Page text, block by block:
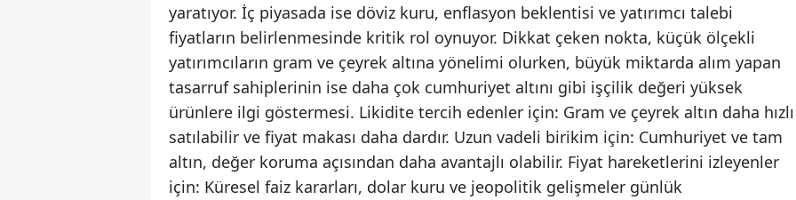
yaratıyor. İç piyasada ise döviz kuru, enflasyon beklentisi ve yatırımcı talebi
fiyatların belirlenmesinde kritik rol oynuyor. Dikkat çeken nokta, küçük ölçekli
yatırımcıların gram ve çeyrek altına yönelimi olurken, büyük miktarda alım yapan
tasarruf sahiplerinin ise daha çok cumhuriyet altını gibi işçilik değeri yüksek
ürünlere ilgi göstermesi. Likidite tercih edenler için: Gram ve çeyrek altın daha hızlı
satılabilir ve fiyat makası daha dardır. Uzun vadeli birikim için: Cumhuriyet ve tam
altın, değer koruma açısından daha avantajlı olabilir. Fiyat hareketlerini izleyenler
için: Küresel faiz kararları, dolar kuru ve jeopolitik gelişmeler günlük